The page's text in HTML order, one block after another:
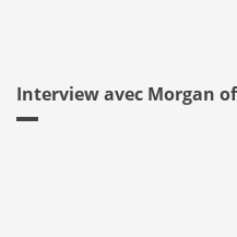
Interview avec Morgan